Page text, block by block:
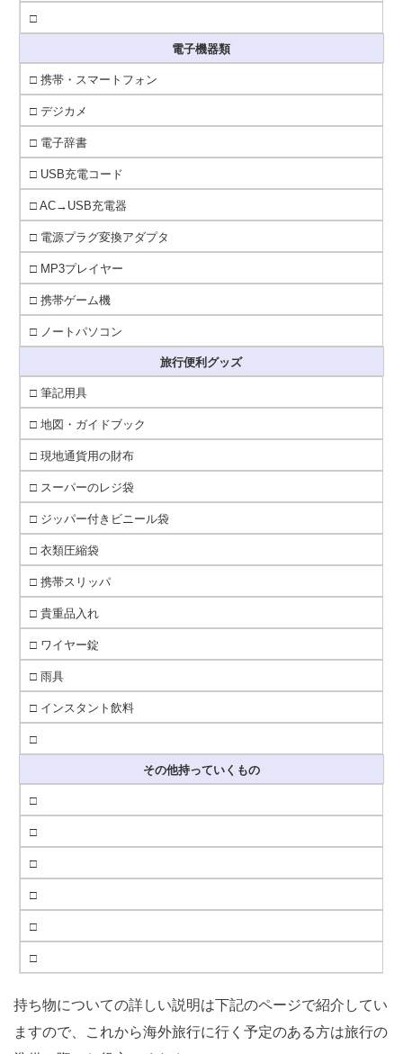
□
電子機器類
□ 携帯・スマートフォン
□ デジカメ
□ 電子辞書
□ USB充電コード
□ AC→USB充電器
□ 電源プラグ変換アダプタ
□ MP3プレイヤー
□ 携帯ゲーム機
□ ノートパソコン
旅行便利グッズ
□ 筆記用具
□ 地図・ガイドブック
□ 現地通貨用の財布
□ スーパーのレジ袋
□ ジッパー付きビニール袋
□ 衣類圧縮袋
□ 携帯スリッパ
□ 貴重品入れ
□ ワイヤー錠
□ 雨具
□ インスタント飲料
□
その他持っていくもの
□
□
□
□
□
□
持ち物についての詳しい説明は下記のページで紹介してい
ますので、これから海外旅行に行く予定のある方は旅行の